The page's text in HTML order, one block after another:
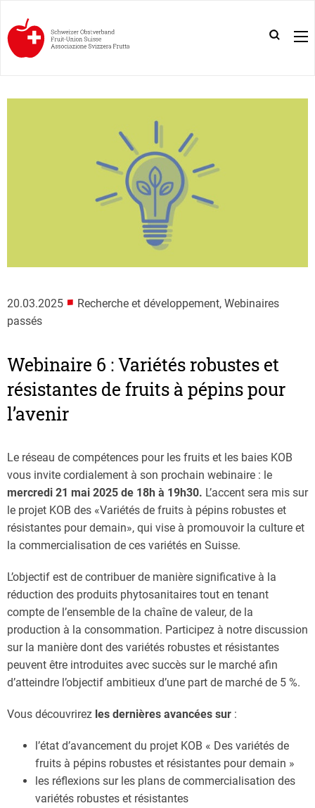
20.03.2025 ■ Recherche et développement, Webinaires
passés
Webinaire 6 : Variétés robustes et
résistantes de fruits à pépins pour
l’avenir
Le réseau de compétences pour les fruits et les baies KOB
vous invite cordialement à son prochain webinaire : le
mercredi 21 mai 2025 de 18h à 19h30. L’accent sera mis sur
le projet KOB des «Variétés de fruits à pépins robustes et
résistantes pour demain», qui vise à promouvoir la culture et
la commercialisation de ces variétés en Suisse.
L’objectif est de contribuer de manière significative à la
réduction des produits phytosanitaires tout en tenant
compte de l’ensemble de la chaîne de valeur, de la
production à la consommation. Participez à notre discussion
sur la manière dont des variétés robustes et résistantes
peuvent être introduites avec succès sur le marché afin
d’atteindre l’objectif ambitieux d’une part de marché de 5 %.
Vous découvrirez les dernières avancées sur :
l’état d’avancement du projet KOB « Des variétés de
fruits à pépins robustes et résistantes pour demain »
les réflexions sur les plans de commercialisation des
variétés robustes et résistantes